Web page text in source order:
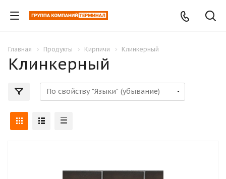
Главная Продукты Кирпичи Клинкерный
Клинкерный